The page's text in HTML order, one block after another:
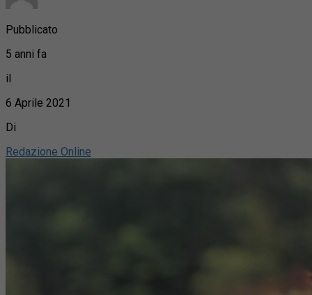
Pubblicato
5 anni fa
il
6 Aprile 2021
Di
Redazione Online